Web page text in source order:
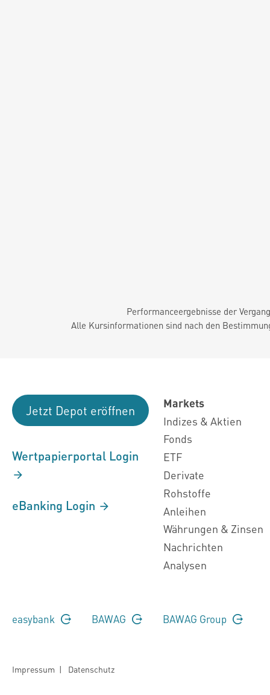
Performanceergebnisse der
Alle Kursinformationen sind nach den
Jetzt Depot eröffnen
Wertpapierportal Login
eBanking Login
Markets
Indizes & Aktien
Fonds
ETF
Derivate
Rohstoffe
Anleihen
Währungen & Zinsen
Nachrichten
Analysen
easybank BAWAG BAWAG Group
Impressum | Datenschutz